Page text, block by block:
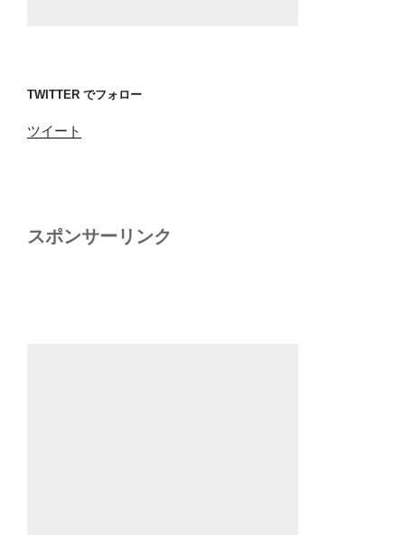
TWITTER でフォロー
ツイート
スポンサーリンク